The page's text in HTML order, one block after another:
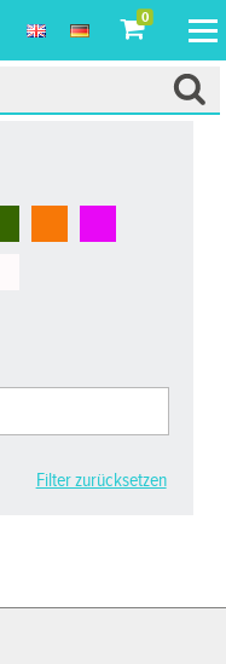
0
Filter zurücksetzen